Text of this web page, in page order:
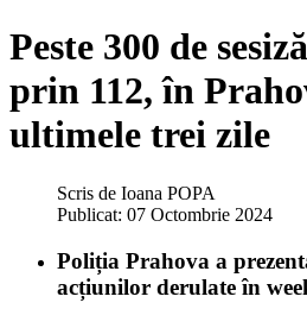
Peste 300 de
prin 112, în
ultimele trei zile
Scris de Ioana POPA
Publicat: 07 Octombrie 2024
Poliția Prahova a
acțiunilor derulate în